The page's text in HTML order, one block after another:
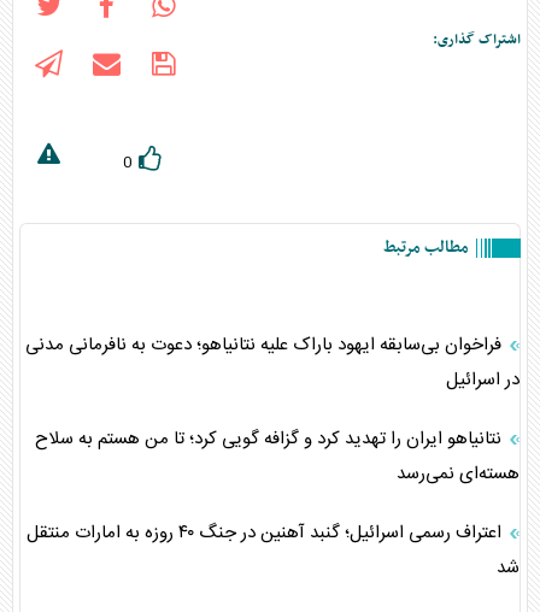
اشتراک گذاری:
0
مطالب مرتبط
فراخوان بی‌سابقه ایهود باراک علیه نتانیاهو؛ دعوت به نافرمانی مدنی
در اسرائیل
نتانیاهو ایران را تهدید کرد و گزافه گویی کرد؛ تا من هستم به سلاح
هسته‌ای نمی‌رسد
اعتراف رسمی اسرائیل؛ گنبد آهنین در جنگ ۴۰ روزه به امارات منتقل
شد